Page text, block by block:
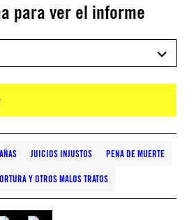
para ver el informe
JUICIOS INJUSTOS PENA DE MUERTE
Y OTROS MALOS TRATOS